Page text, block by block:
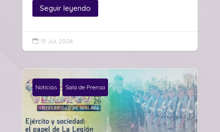
Seguir leyendo
 15 Jul, 2026
Noticias Sala de Prensa